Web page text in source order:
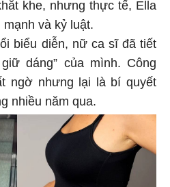
khe, nhưng thực tế, Ella
và kỷ luật.
biểu diễn, nữ ca sĩ đã tiết
dáng” của mình. Công
ngờ nhưng lại là bí quyết
nhiều năm qua.